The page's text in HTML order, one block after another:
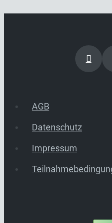
AGB
Datenschutz
Impressum